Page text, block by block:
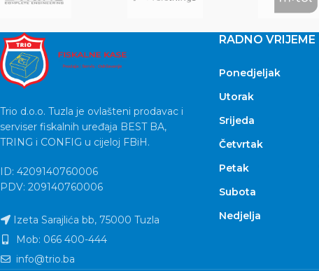
Trio d.o.o. Tuzla je ovlašteni prodavac i
serviser fiskalnih uređaja BEST BA,
TRING i CONFIG u cijeloj FBiH.
ID: 4209140760006
PDV: 209140760006
Izeta Sarajlića bb, 75000 Tuzla
Mob: 066 400-444
info@trio.ba
RADNO VRIJEME
Ponedjeljak
Utorak
Srijeda
Četvrtak
Petak
Subota
Nedjelja